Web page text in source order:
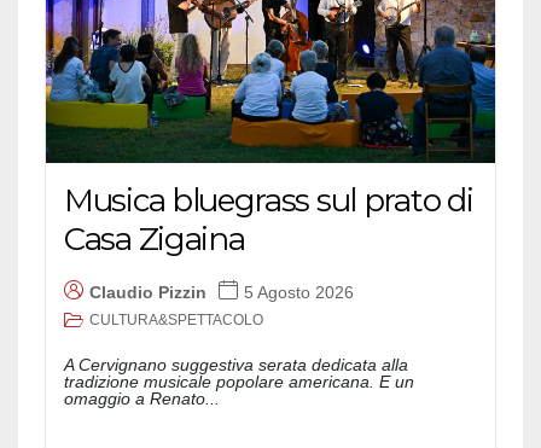
Musica bluegrass sul prato di
Casa Zigaina
Claudio Pizzin 5 Agosto 2026
CULTURA&SPETTACOLO
A Cervignano suggestiva serata dedicata alla
tradizione musicale popolare americana. E un
omaggio a Renato...